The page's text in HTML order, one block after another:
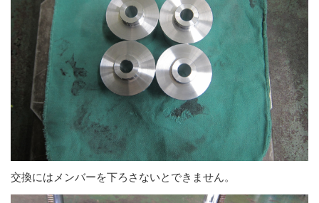
交換にはメンバーを下ろさないとできません。